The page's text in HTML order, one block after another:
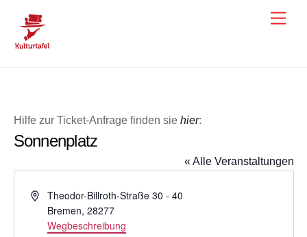
content
Hilfe zur Ticket-Anfrage finden sie hier:
Sonnenplatz
« Alle Veranstaltungen
A
Theodor-Billroth-Straße 30 - 40
Bremen, 28277
Wegbeschreibung